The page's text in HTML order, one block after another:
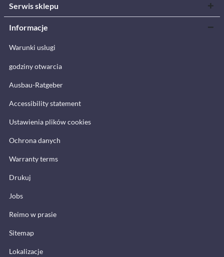
Serwis sklepu
Informacje
Warunki usługi
godziny otwarcia
Ausbau-Ratgeber
Accessibility statement
Ustawienia plików cookies
Ochrona danych
Warranty terms
Drukuj
Jobs
Reimo w prasie
Sitemap
Lokalizacje